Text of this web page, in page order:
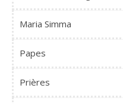
Maria Simma
Papes
Prières